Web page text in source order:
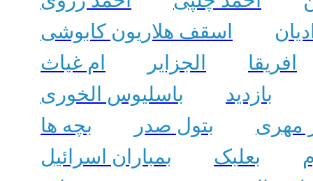
اسقف هلاریون کابوشی
افریقا
الجزایر
ام غیاث
بازدید
باسلیوس الخوری
مهری
بتول صدر
بچه ها
بعلبک
بمباران اسرائیل